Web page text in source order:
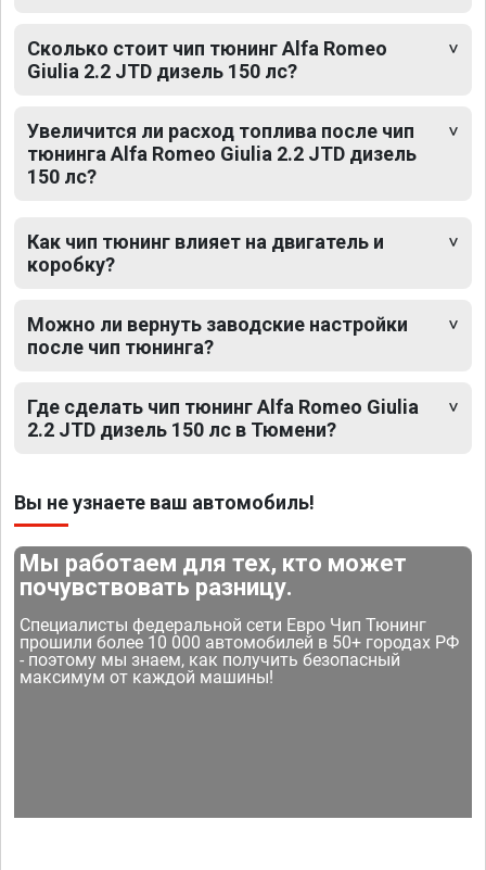
Сколько стоит чип тюнинг Alfa Romeo
Giulia 2.2 JTD дизель 150 лс?
Увеличится ли расход топлива после чип
тюнинга Alfa Romeo Giulia 2.2 JTD дизель
150 лс?
Как чип тюнинг влияет на двигатель и
коробку?
Можно ли вернуть заводские настройки
после чип тюнинга?
Где сделать чип тюнинг Alfa Romeo Giulia
2.2 JTD дизель 150 лс в Тюмени?
Вы не узнаете ваш автомобиль!
Мы работаем для тех, кто может
почувствовать разницу.
Специалисты федеральной сети Евро Чип Тюнинг
прошили более 10 000 автомобилей в 50+ городах РФ
- поэтому мы знаем, как получить безопасный
максимум от каждой машины!